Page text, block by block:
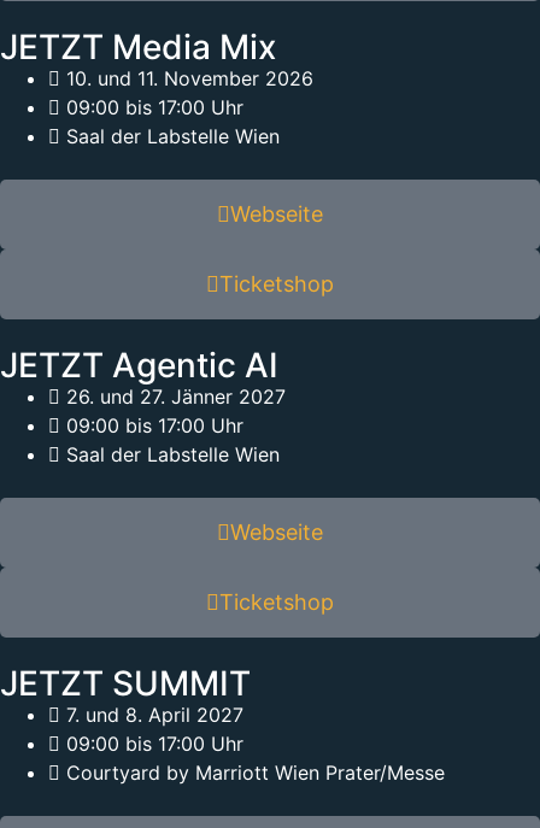
JETZT Media Mix
10. und 11. November 2026
09:00 bis 17:00 Uhr
Saal der Labstelle Wien
Webseite
Ticketshop
JETZT Agentic AI
26. und 27. Jänner 2027
09:00 bis 17:00 Uhr
Saal der Labstelle Wien
Webseite
Ticketshop
JETZT SUMMIT
7. und 8. April 2027
09:00 bis 17:00 Uhr
Courtyard by Marriott Wien Prater/Messe